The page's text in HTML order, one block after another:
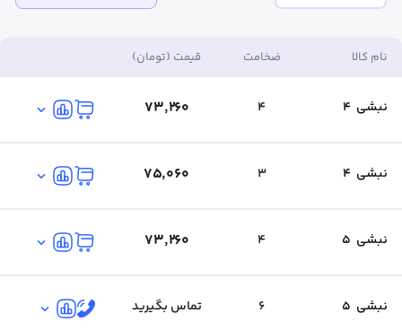
نام کالا ضخامت قیمت (تومان)
نبشی 4
4 ۷۳٬۲۶۰
نبشی 4
3 ۷۵٬۰۶۰
نبشی 5
4 ۷۳٬۲۶۰
نبشی 5
6 تماس بگیرید